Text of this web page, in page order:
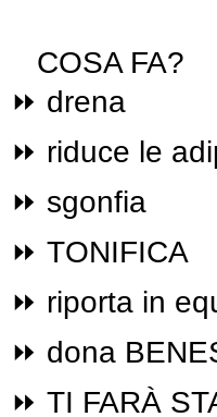
COSA FA?
⏩ drena
⏩ riduce le
⏩ sgonfia
⏩ TONIFICA
⏩ riporta in
⏩ dona
⏩ TI FARÀ